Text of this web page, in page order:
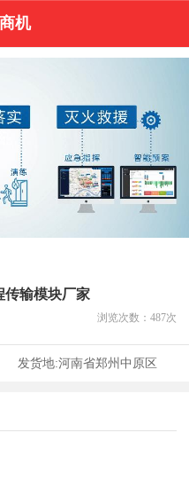
机
传输模块厂家
浏览次数： 487次
发货地:河南省郑州中原区